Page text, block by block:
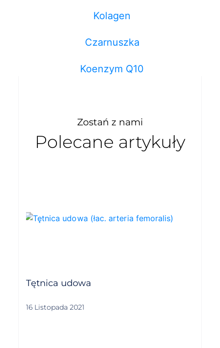
Kolagen
Czarnuszka
Koenzym Q10
Zostań z nami
Polecane artykuły
Tętnica udowa
16 Listopada 2021